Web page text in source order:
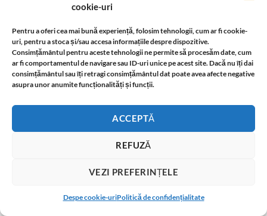
cookie-uri
Pentru a oferi cea mai bună experiență, folosim tehnologii, cum ar fi cookie-
uri, pentru a stoca și/sau accesa informațiile despre dispozitive.
Consimțământul pentru aceste tehnologii ne permite să procesăm date, cum
ar fi comportamentul de navigare sau ID-uri unice pe acest site. Dacă nu îți dai
consimțământul sau îți retragi consimțământul dat poate avea afecte negative
asupra unor anumite funcționalități și funcții.
ACCEPTĂ
REFUZĂ
VEZI PREFERINȚELE
Despe cookie-uriPolitică de confidențialitate
Bratara placata cu aur alb si aur galben
68,00lei